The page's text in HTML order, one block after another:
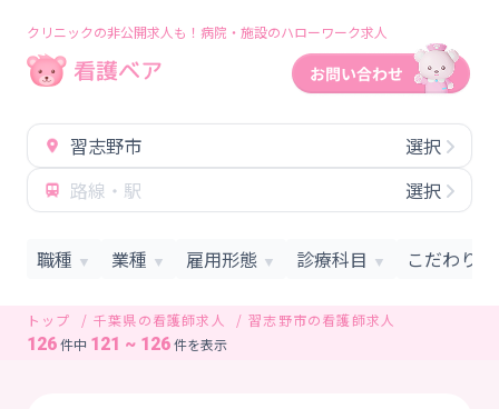
クリニックの非公開求人も！病院・施設のハローワーク求人
習志野市
選択
路線・駅
選択
職種 ▼ 業種 ▼ 雇用形態 ▼ 診療科目 ▼ こだわり
トップ 千葉県の看護師求人 習志野市の看護師求人
126件中 121 ~ 126件を表示